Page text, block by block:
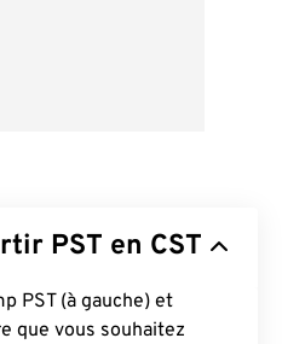
PST en CST
PST (à gauche) et
que vous souhaitez